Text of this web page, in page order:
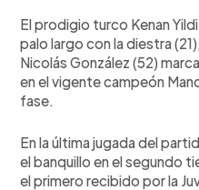
El prodigio turco Kenan
palo largo con la diestra
Nicolás González (52)
en el vigente campeón
fase.
En la última jugada del
el banquillo en el segundo
el primero recibido por la